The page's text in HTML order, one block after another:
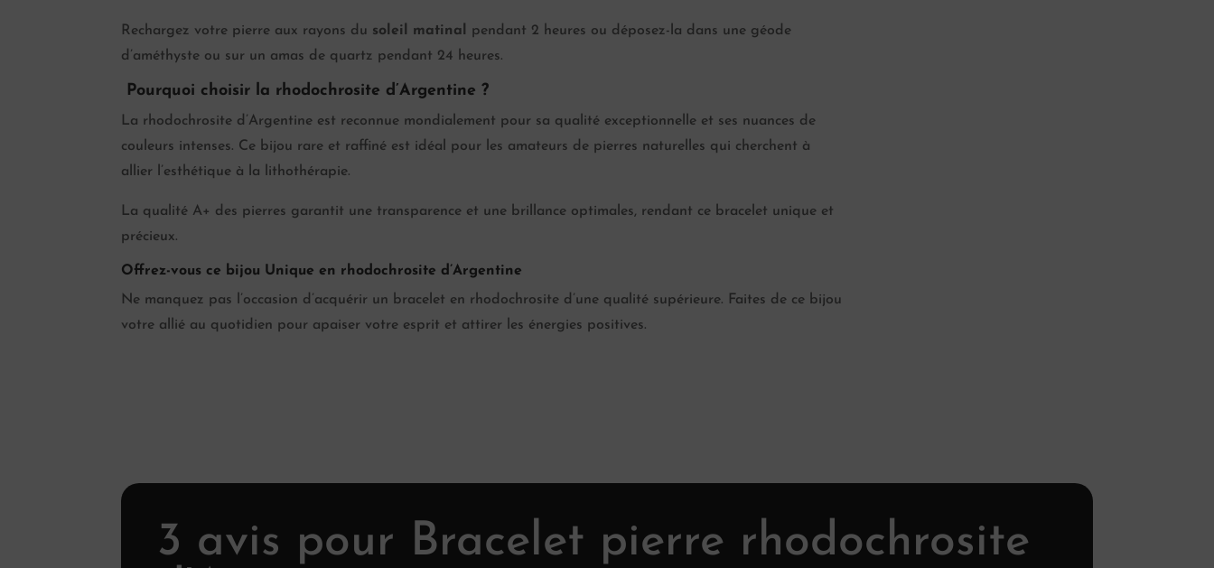
Rechargez votre pierre aux rayons du soleil matinal
pendant 2 heures ou déposez-la dans une géode
d’améthyste ou sur un amas de quartz pendant 24 heures.
Pourquoi choisir la rhodochrosite d’Argentine ?
La rhodochrosite d’Argentine est reconnue mondialement pour sa qualité exceptionnelle et ses nuances de
couleurs intenses. Ce bijou rare et raffiné est idéal pour les amateurs de pierres naturelles qui cherchent à
allier l’esthétique à la lithothérapie.
La qualité A+ des pierres garantit une transparence et une brillance optimales, rendant ce bracelet unique et
précieux.
Offrez-vous ce bijou Unique en rhodochrosite d’Argentine
Ne manquez pas l’occasion d’acquérir un bracelet en rhodochrosite d’une qualité supérieure. Faites de ce bijou
votre allié au quotidien pour apaiser votre esprit et attirer les énergies positives.
3 avis pour Bracelet pierre rhodochrosite